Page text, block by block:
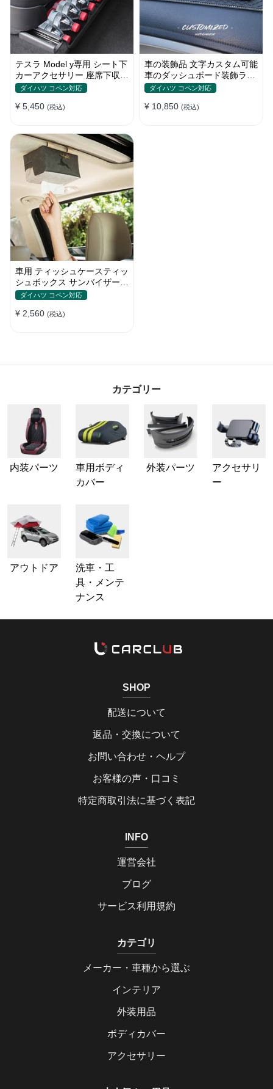
テスラ Model y専用 シート下
カーアクセサリー 座席下収納
ケース 収納スペース 取り付
ダイハツ コペン対応
¥ 5,450 (税込)
車の装飾品 文字カスタム可能
車のダッシュボード装飾ライ
ンストーン 樹脂 光沢 カップ
ュボードアクセサリー
ダイハツ コペン対応
¥ 10,850 (税込)
車用 ティッシュケースティッ
シュボックス サンバイザー取
付 車 収納 簡単取付 ワンタッ
取付簡単 車用品
ダイハツ コペン対応
¥ 2,560 (税込)
カテゴリー
内装パーツ
車用ボディ
カバー
外装パーツ
アクセサリ
ー
アウトドア
洗車・工
具・メンテ
ナンス
SHOP
配送について
返品・交換について
お問い合わせ・ヘルプ
お客様の声・口コミ
特定商取引法に基づく表記
INFO
運営会社
ブログ
サービス利用規約
カテゴリ
メーカー・車種から選ぶ
インテリア
外装用品
ボディカバー
アクセサリー